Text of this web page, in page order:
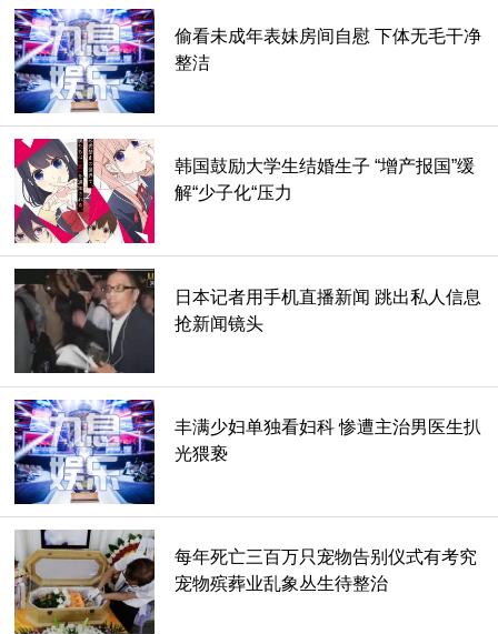
为什么答案会一面倒支持苹果呢？又是什么原因会让年轻人不
支持韩国品牌反而大爱苹果咬一口？统整一下分别有以下几个
原因：
原因1：设计漂亮
想不到大家比起功能更重视手机颜值（笑），这么一说才想起
曾有个调查发现年轻人对3C的要求多半落在品牌名气与外
观，随着年龄的增长则越来越重视“功能”，这票年轻人的反应
也刚好印证这说法呢。
偷看未成年表妹房间自慰 下体无毛干净
整洁
韩国鼓励大学生结婚生子 “增产报国”缓
解“少子化“压力
日本记者用手机直播新闻 跳出私人信息
抢新闻镜头
丰满少妇单独看妇科 惨遭主治男医生扒
光猥亵
每年死亡三百万只宠物告别仪式有考究
宠物殡葬业乱象丛生待整治